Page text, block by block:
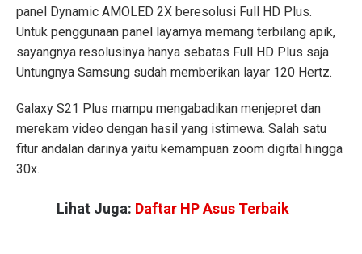
panel Dynamic AMOLED 2X beresolusi Full HD Plus.
Untuk penggunaan panel layarnya memang terbilang apik,
sayangnya resolusinya hanya sebatas Full HD Plus saja.
Untungnya Samsung sudah memberikan layar 120 Hertz.
Galaxy S21 Plus mampu mengabadikan menjepret dan
merekam video dengan hasil yang istimewa. Salah satu
fitur andalan darinya yaitu kemampuan zoom digital hingga
30x.
Lihat Juga: Daftar HP Asus Terbaik